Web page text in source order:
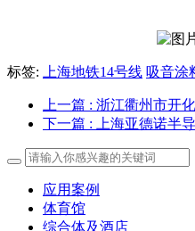
标签: 上海地铁14号线 吸音涂
上一篇 : 浙江衢州市开
下一篇 : 上海亚德诺半
应用案例
体育馆
综合体及酒店